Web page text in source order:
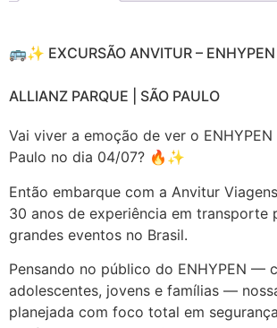
🚌✨ EXCURSÃO ANVITUR – ENHYPEN
ALLIANZ PARQUE | SÃO PAULO
Vai viver a emoção de ver o
Paulo no dia 04/07? 🔥✨
Então embarque com a Anvitur
30 anos de experiência em transporte
grandes eventos no Brasil.
Pensando no público do ENHYPEN —
adolescentes, jovens e famílias —
planejada com foco total em